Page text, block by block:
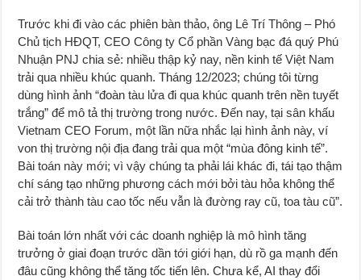
Trước khi đi vào các phiên bàn thảo, ông Lê Trí Thông – Phó
Chủ tịch HĐQT, CEO Công ty Cổ phần Vàng bạc đá quý Phú
Nhuận PNJ chia sẻ: nhiều thập kỷ nay, nền kinh tế Việt Nam
trải qua nhiều khúc quanh. Tháng 12/2023; chúng tôi từng
dùng hình ảnh “đoàn tàu lửa đi qua khúc quanh trên nền tuyết
trắng” để mô tả thị trường trong nước. Đến nay, tại sân khấu
Vietnam CEO Forum, một lần nữa nhắc lại hình ảnh này, ví
von thị trường nội địa đang trải qua một “mùa đông kinh tế”.
Bài toán này mới; vì vậy chúng ta phải lái khác đi, tái tạo thậm
chí sáng tạo những phương cách mới bởi tàu hỏa không thể
cải trở thành tàu cao tốc nếu vẫn là đường ray cũ, toa tàu cũ”.
Bài toán lớn nhất với các doanh nghiệp là mô hình tăng
trưởng ở giai đoạn trước dần tới giới hạn, dù rồ ga mạnh đến
đâu cũng không thể tăng tốc tiến lên. Chưa kể, AI thay đổi